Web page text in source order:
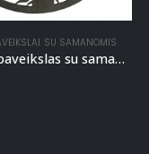
SU SAMANOMIS
“Medis 7” paveikslas su samanomis